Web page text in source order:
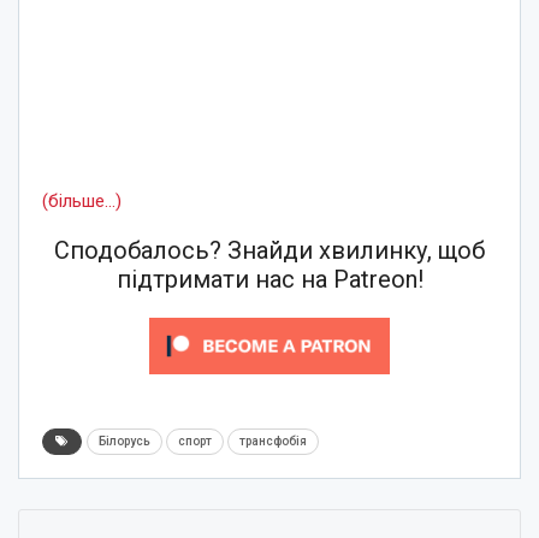
(більше…)
Сподобалось? Знайди хвилинку, щоб
підтримати нас на Patreon!
Білорусь спорт трансфобія